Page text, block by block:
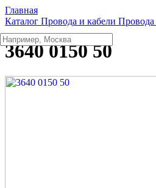
Главная
Каталог Провода и кабели Провода
3640 0150 50